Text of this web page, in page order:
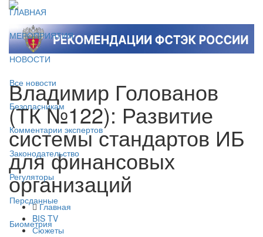
ГЛАВНАЯ
МЕРОПРИЯТИЯ
НОВОСТИ
Все новости
Безопасникам
Комментарии экспертов
Законодательство
Регуляторы
Персданные
Биометрия
Владимир Голованов
(ТК №122): Развитие
системы стандартов ИБ
для финансовых
организаций
Главная
BIS TV
Сюжеты